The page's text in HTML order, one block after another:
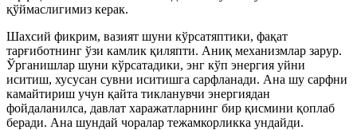
қўймаслигимиз керак.
Шахсий фикрим, вазият шуни кўрсатяптики, фақат
тарғиботнинг ўзи камлик қиляпти. Аниқ механизмлар зарур.
Ўрганишлар шуни кўрсатадики, энг кўп энергия уйни
иситиш, хусусан сувни иситишга сарфланади. Ана шу сарфни
камайтириш учун қайта тикланувчи энергиядан
фойдаланилса, давлат харажатларнинг бир қисмини қоплаб
беради. Ана шундай чоралар тежамкорликка ундайди.